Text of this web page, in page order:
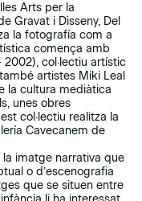
Arts per la
Gravat i Disseny, Del
la fotografía com a
comença amb
2002), col·lectiu artístic
artistes Miki Leal
la cultura mediàtica
unes obres
col·lectiu realitza la
Cavecanem de
imatge narrativa que
o d’escenografia
que se situen entre